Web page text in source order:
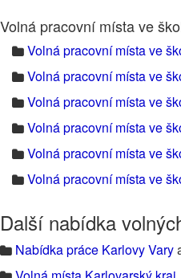
Volná pracovní místa ve
Volná pracovní místa ve
Volná pracovní místa ve
Volná pracovní místa ve
Volná pracovní místa ve
Volná pracovní místa ve
Volná pracovní místa ve
Další nabídka
Nabídka práce Karlovy Vary